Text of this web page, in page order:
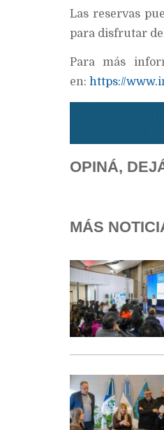
Las reservas
para disfrutar
Para más
en: https://
OPINÁ,
MÁS